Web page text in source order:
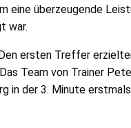
eine überzeugende
war.
ersten Treffer
Team von Trainer
der 3. Minute erstmals